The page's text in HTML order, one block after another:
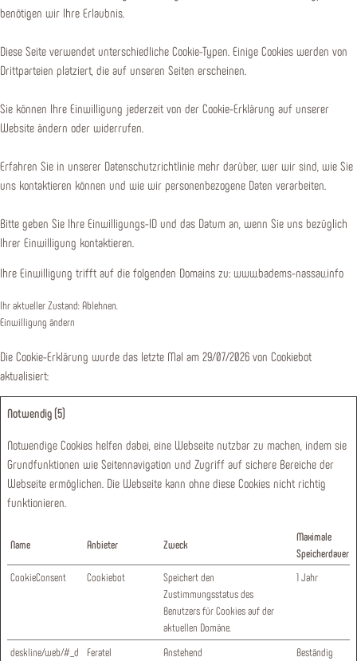
benötigen wir Ihre Erlaubnis.
Diese Seite verwendet unterschiedliche Cookie-Typen. Einige Cookies werden von
Drittparteien platziert, die auf unseren Seiten erscheinen.
Sie können Ihre Einwilligung jederzeit von der Cookie-Erklärung auf unserer
Website ändern oder widerrufen.
Erfahren Sie in unserer Datenschutzrichtlinie mehr darüber, wer wir sind, wie Sie
uns kontaktieren können und wie wir personenbezogene Daten verarbeiten.
Bitte geben Sie Ihre Einwilligungs-ID und das Datum an, wenn Sie uns bezüglich
Ihrer Einwilligung kontaktieren.
Ihre Einwilligung trifft auf die folgenden Domains zu: www.badems-nassau.info
Ihr aktueller Zustand: Ablehnen.
Einwilligung ändern
Die Cookie-Erklärung wurde das letzte Mal am 29/07/2026 von Cookiebot
aktualisiert:
Notwendig (5)
Notwendige Cookies helfen dabei, eine Webseite nutzbar zu machen, indem sie
Grundfunktionen wie Seitennavigation und Zugriff auf sichere Bereiche der
Webseite ermöglichen. Die Webseite kann ohne diese Cookies nicht richtig
funktionieren.
Name Anbieter Zweck
Maximale
Speicherdauer
CookieConsent
Cookiebot
Speichert den
Zustimmungsstatus des
Benutzers für Cookies auf der
aktuellen Domäne.
1 Jahr
deskline/web/#_d
Feratel Anstehend Beständig